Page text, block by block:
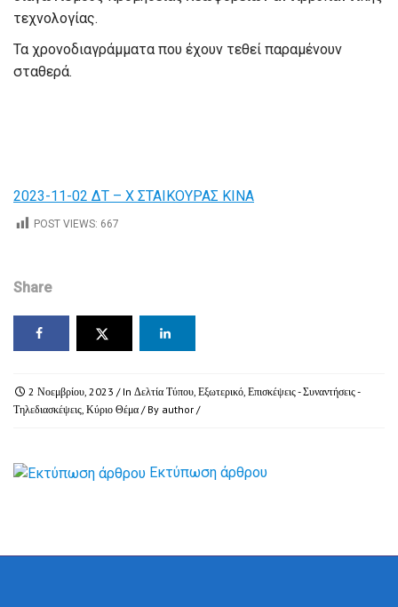
τεχνολογίας.
Τα χρονοδιαγράμματα που έχουν τεθεί παραμένουν
σταθερά.
2023-11-02 ΔΤ – Χ ΣΤΑΙΚΟΥΡΑΣ ΚΙΝΑ
POST VIEWS: 667
Share
2 Νοεμβρίου, 2023 / In Δελτία Τύπου, Εξωτερικό, Επισκέψεις - Συναντήσεις -
Τηλεδιασκέψεις, Κύριο Θέμα / By author /
Εκτύπωση άρθρου